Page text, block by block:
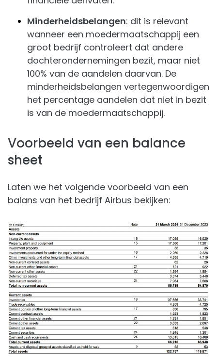
Minderheidsbelangen: dit is relevant
wanneer een moedermaatschappij een
groot bedrijf controleert dat andere
dochterondernemingen bezit, maar niet
100% van de aandelen daarvan. De
minderheidsbelangen vertegenwoordigen
het percentage aandelen dat niet in bezit
is van de moedermaatschappij.
Voorbeeld van een balance
sheet
Laten we het volgende voorbeeld van een
balans van het bedrijf Airbus bekijken: